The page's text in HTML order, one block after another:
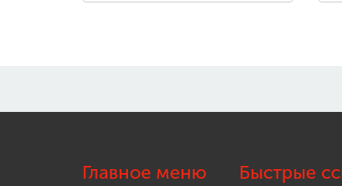
Главное меню Быстрые